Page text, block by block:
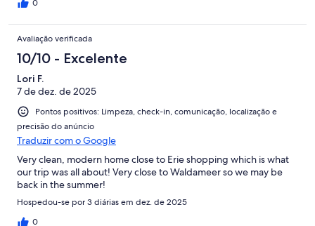
0
Avaliação verificada
10/10 - Excelente
Lori F.
7 de dez. de 2025
Pontos positivos: Limpeza, check-in, comunicação, localização e
precisão do anúncio
Traduzir com o Google
Very clean, modern home close to Erie shopping which is what
our trip was all about! Very close to Waldameer so we may be
back in the summer!
Hospedou-se por 3 diárias em dez. de 2025
0